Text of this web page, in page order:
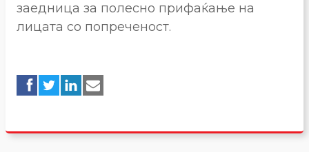
заедница за полесно прифаќање на
лицата со попреченост.